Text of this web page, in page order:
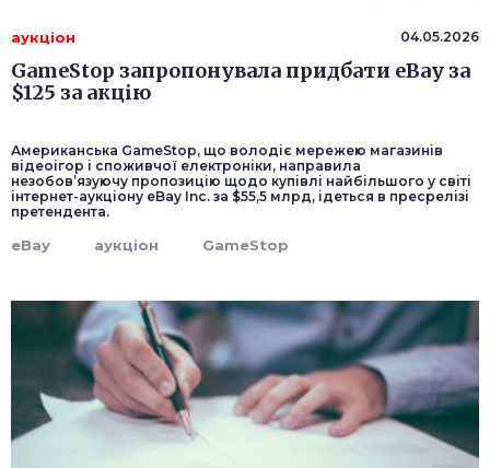
аукціон 04.05.2026
GameStop запропонувала придбати eBay за
$125 за акцію
Американська GameStop, що володіє мережею магазинів
відеоігор і споживчої електроніки, направила
незобов’язуючу пропозицію щодо купівлі найбільшого у світі
інтернет-аукціону eBay Inc. за $55,5 млрд, ідеться в пресрелізі
претендента.
eBay аукціон GameStop